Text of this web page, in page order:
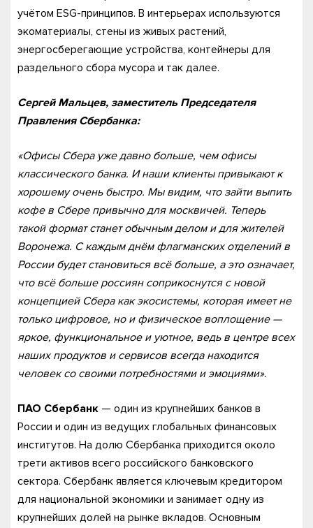
учётом ESG-принципов. В интерьерах используются
экоматериалы, стены из живых растений,
энергосберегающие устройства, контейнеры для
раздельного сбора мусора и так далее.
Сергей Мальцев, заместитель Председателя
Правления Сбербанка:
«Офисы Сбера уже давно больше, чем офисы
классического банка. И наши клиенты привыкают к
хорошему очень быстро. Мы видим, что зайти выпить
кофе в Сбере привычно для москвичей. Теперь
такой формат станет обычным делом и для жителей
Воронежа. С каждым днём флагманских отделений в
России будет становиться всё больше, а это означает,
что всё больше россиян соприкоснутся с новой
концепцией Сбера как экосистемы, которая имеет не
только цифровое, но и физическое воплощение —
яркое, функциональное и уютное, ведь в центре всех
наших продуктов и сервисов всегда находится
человек со своими потребностями и эмоциями».
ПАО Сбербанк — один из крупнейших банков в
России и один из ведущих глобальных финансовых
институтов. На долю Сбербанка приходится около
трети активов всего российского банковского
сектора. Сбербанк является ключевым кредитором
для национальной экономики и занимает одну из
крупнейших долей на рынке вкладов. Основным